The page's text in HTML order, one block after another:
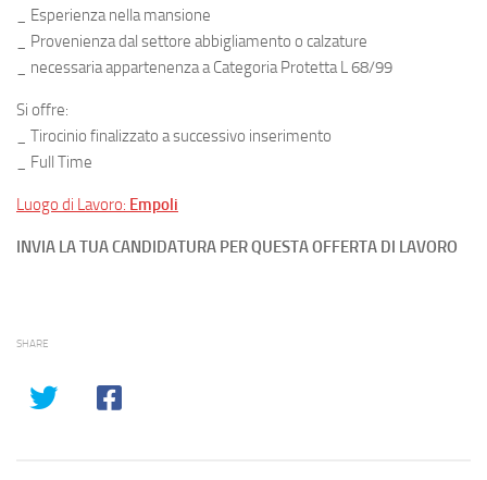
_ Esperienza nella mansione
_ Provenienza dal settore abbigliamento o calzature
_ necessaria appartenenza a Categoria Protetta L 68/99
Si offre:
_ Tirocinio finalizzato a successivo inserimento
_ Full Time
Luogo di Lavoro: Empoli
INVIA LA TUA CANDIDATURA PER QUESTA OFFERTA DI LAVORO
SHARE